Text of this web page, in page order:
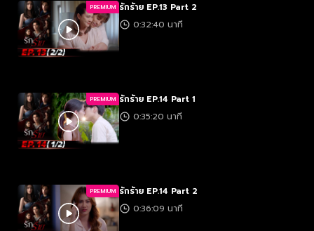
PREMIUM รักร้าย EP.13 Part 2
0:32:40 นาที
PREMIUM รักร้าย EP.14 Part 1
0:35:20 นาที
PREMIUM รักร้าย EP.14 Part 2
0:36:09 นาที